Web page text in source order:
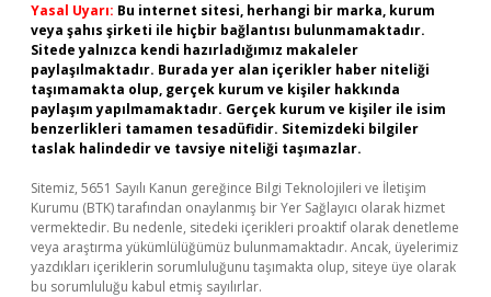
Yasal Uyarı: Bu internet sitesi, herhangi bir marka, kurum
veya şahıs şirketi ile hiçbir bağlantısı bulunmamaktadır.
Sitede yalnızca kendi hazırladığımız makaleler
paylaşılmaktadır. Burada yer alan içerikler haber niteliği
taşımamakta olup, gerçek kurum ve kişiler hakkında
paylaşım yapılmamaktadır. Gerçek kurum ve kişiler ile isim
benzerlikleri tamamen tesadüfidir. Sitemizdeki bilgiler
taslak halindedir ve tavsiye niteliği taşımazlar.
Sitemiz, 5651 Sayılı Kanun gereğince Bilgi Teknolojileri ve İletişim
Kurumu (BTK) tarafından onaylanmış bir Yer Sağlayıcı olarak hizmet
vermektedir. Bu nedenle, sitedeki içerikleri proaktif olarak denetleme
veya araştırma yükümlülüğümüz bulunmamaktadır. Ancak, üyelerimiz
yazdıkları içeriklerin sorumluluğunu taşımakta olup, siteye üye olarak
bu sorumluluğu kabul etmiş sayılırlar.